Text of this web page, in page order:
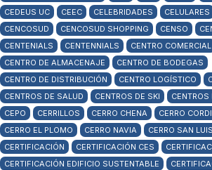
CEDEUS UC
CEEC CELEBRIDADES CELULARES
CENCOSUD
CENCOSUD SHOPPING CENSO
CENTENIALS
CENTENNIALS CENTRO COMERCIAL
CENTRO DE ALMACENAJE
CENTRO DE BODEGAS
CENTRO DE DISTRIBUCIÓN
CENTRO LOGÍSTICO
CENTROS DE SALUD
CENTROS DE SKI
CEPO
CERRILLOS CERRO CHENA
CERRO
CERRO EL PLOMO
CERRO NAVIA CERRO SAN LUIS
CERTIFICACIÓN
CERTIFICACIÓN CES
CERTIFICACIÓN EDIFICIO SUSTENTABLE